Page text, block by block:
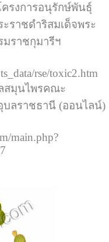
รงการอนุรักษ์พันธุ์
ราชดำริสมเด็จพระ
มราชกุมารีฯ
rse/toxic2.htm
สมุนไพรคณะ
บลราชธานี (ออนไลน์)
main.php?